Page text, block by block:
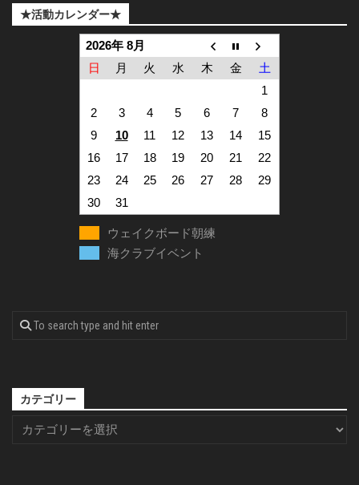
★活動カレンダー★
2026年 8月
日
月 火 水 木 金
土
1
2
3 4 5 6 7
8
9
10 11 12 13 14
15
16
17 18 19 20 21
22
23
24 25 26 27 28
29
30
31
ウェイクボード朝練
海クラブイベント
カテゴリー